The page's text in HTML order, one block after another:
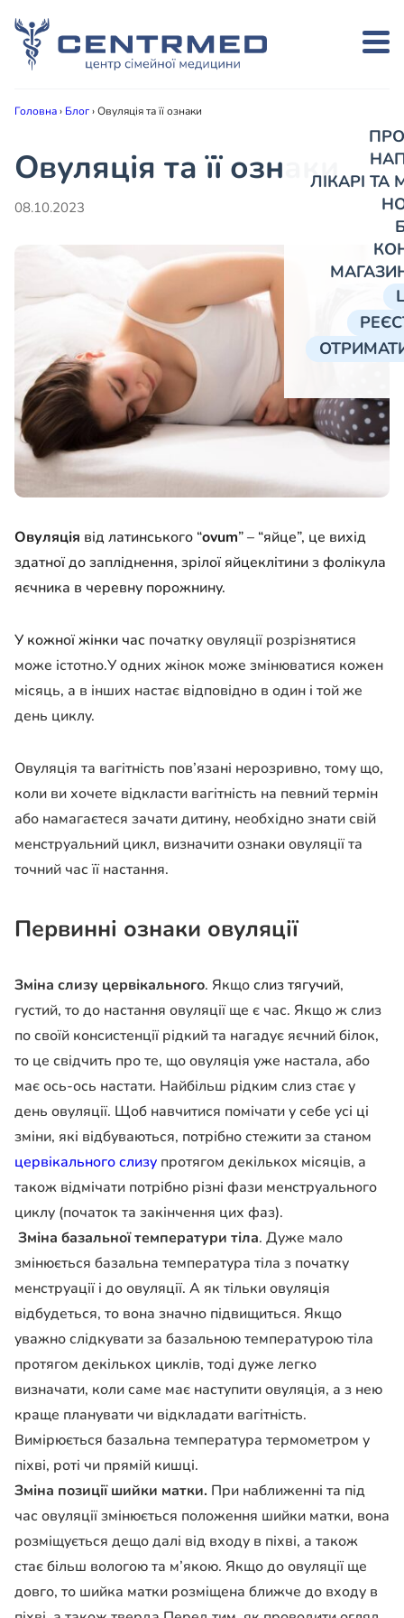
ЛІКАРІ
Головна› Блог›Овуляція та її ознаки
Овуляція та її ознаки
08.10.2023
Овуляція від латинського “ovum” – “яйце”, це вихід
здатної до запліднення, зрілої яйцеклітини з фолікула
яєчника в черевну порожнину.
У кожної жінки час початку овуляціїрозрізнятися
може істотно.У одних жінок може змінюватися кожен
місяць, а в інших настає відповідно в один і той же
день циклу.
Овуляція та вагітність пов’язані нерозривно, тому що,
коли ви хочете відкласти вагітність на певний термін
або намагаєтеся зачати дитину, необхідно знати свій
менструальний цикл, визначити ознаки овуляції та
точний час її настання.
Первинні ознаки овуляції
Зміна слизу цервікального. Якщослиз тягучий,
густий, то до настання овуляції ще є час. Якщо ж слиз
по своїй консистенції рідкий та нагадує яєчний білок,
то це свідчить про те, що овуляція уже настала, або
має ось-ось настати. Найбільш рідким слиз стає у
день овуляції. Щоб навчитися помічати у себе усі ці
зміни, які відбуваються, потрібно стежити за станом
цервікального слизу протягом декількох місяців, а
також відмічати потрібно різні фази менструального
циклу (початок та закінчення цих фаз).
Зміна базальної температури тіла. Дуже мало
змінюється базальна температура тіла з початку
менструації і до овуляції. А як тільки овуляція
відбудеться, то вона значно підвищиться. Якщо
уважно слідкувати за базальною температурою тіла
протягом декількох циклів, тоді дуже легко
визначати, коли саме має наступити овуляція, а з нею
краще планувати чи відкладати вагітність.
Вимірюється базальна температура термометром у
піхві, роті чи прямій кишці.
Зміна позиції шийки матки. При наближенні та під
час овуляції змінюється положення шийки матки, вона
розміщується дещо далі від входу в піхві, а також
стає більш вологою та м’якою. Якщо до овуляції ще
довго, то шийка матки розміщена ближче до входу в